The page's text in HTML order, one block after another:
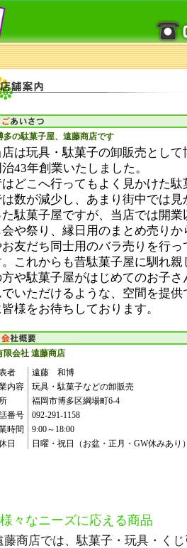
多の駄菓子屋、遠藤商店です
店は玩具・駄菓子の卸販売として
43年創業いたしました。
どこへ行ってもよく見かけた駄
は数が減少し、あまり街中では見
た駄菓子屋ですが、当店では開業
会や祭り、縁日用のまとめ売りか
友だち同士用のバラ売りを行っ
これからも昔駄菓子屋に馴れ親
や駄菓子屋がはじめてのお子さ
でいただけるような、空間を提供
皆様をお待ちしております。
限会社 遠藤商店
者
遠藤 和博
内容
玩具・駄菓子などの卸販売
福岡市博多区綱場町6-4
番号
092-291-1158
時間
9:00～18:00
日
日曜・祝日（お盆・正月・GW休みあり
様々なニーズに応える商品
藤商店では、駄菓子・玩具・く